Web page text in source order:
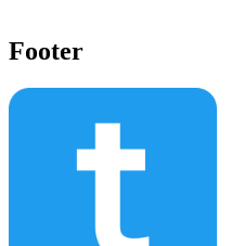
Footer